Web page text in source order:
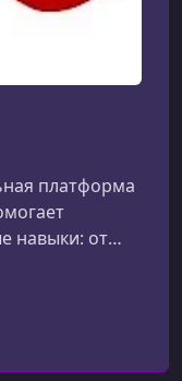
платформа
навыки: от
и веб-
данных,
известная
расширила